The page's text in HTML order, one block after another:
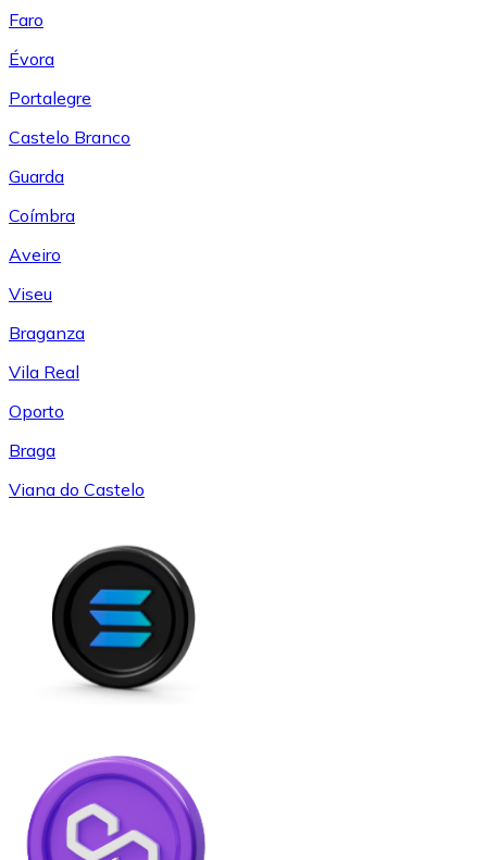
Faro
Évora
Portalegre
Castelo Branco
Guarda
Coímbra
Aveiro
Viseu
Braganza
Vila Real
Oporto
Braga
Viana do Castelo